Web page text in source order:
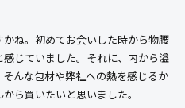
ね。初めてお会いした時から物腰
じていました。それに、内から溢
んな包材や弊社への熱を感じるか
ら買いたいと思いました。